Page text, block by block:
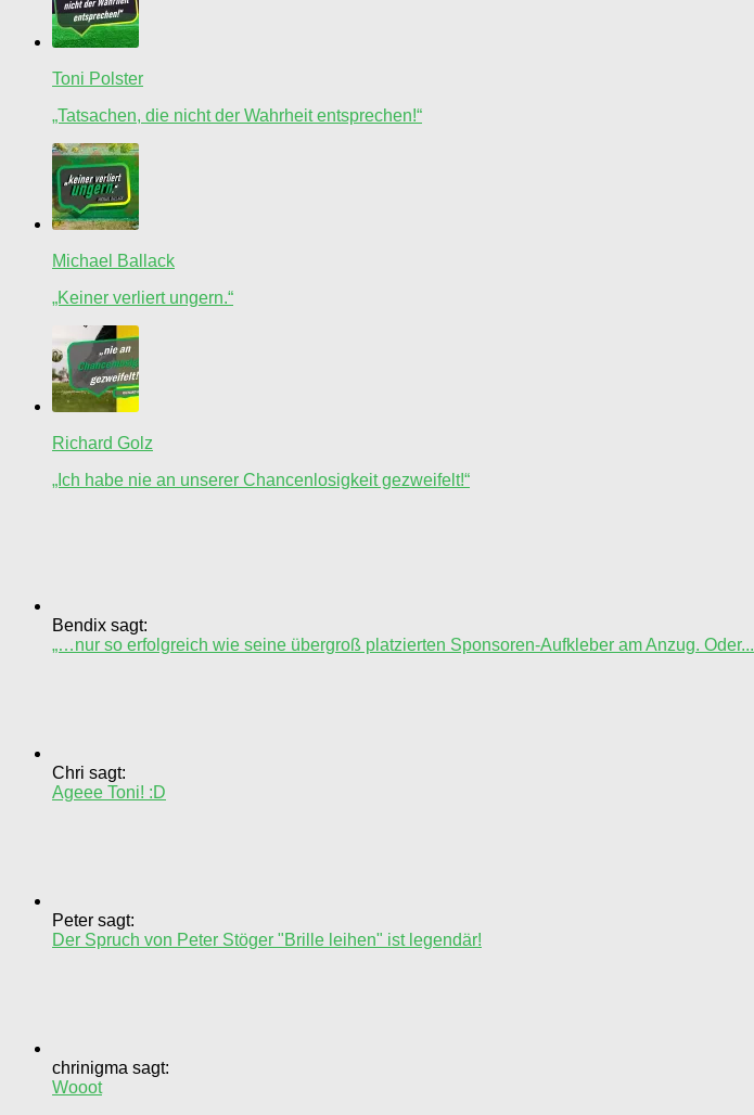
Toni Polster
„Tatsachen, die nicht der Wahrheit entsprechen!“
Michael Ballack
„Keiner verliert ungern.“
Richard Golz
„Ich habe nie an unserer Chancenlosigkeit gezweifelt!“
Bendix sagt:
„…nur so erfolgreich wie seine übergroß platzierten Sponsoren-Aufkleber am Anzug. Oder...
Chri sagt:
Ageee Toni! :D
Peter sagt:
Der Spruch von Peter Stöger "Brille leihen" ist legendär!
chrinigma sagt:
Wooot